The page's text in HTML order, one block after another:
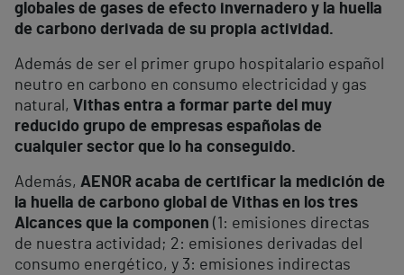
globales de gases de efecto invernadero y la huella
de carbono derivada de su propia actividad.
Además de ser el primer grupo hospitalario español
neutro en carbono en consumo electricidad y gas
natural, Vithas entra a formar parte del muy
reducido grupo de empresas españolas de
cualquier sector que lo ha conseguido.
Además, AENOR acaba de certificar la medición de
la huella de carbono global de Vithas en los tres
Alcances que la componen (1: emisiones directas
de nuestra actividad; 2: emisiones derivadas del
consumo energético, y 3: emisiones indirectas